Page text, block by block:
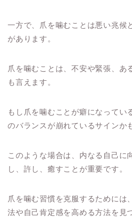
一方で、爪を噛むことは悪い兆候
があります。
爪を噛むことは、不安や緊張、あ
も言えます。
もし爪を噛むことが癖になってい
のバランスが崩れているサインか
このような場合は、内なる自己に
し、許し、癒すことが重要です。
爪を噛む習慣を克服するためには
法や自己肯定感を高める方法を見